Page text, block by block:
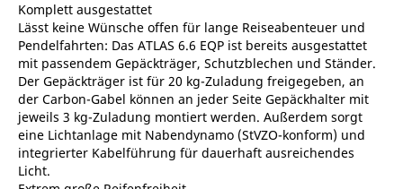
Komplett ausgestattet
Lässt keine Wünsche offen für lange Reiseabenteuer und
Pendelfahrten: Das ATLAS 6.6 EQP ist bereits ausgestattet
mit passendem Gepäckträger, Schutzblechen und Ständer.
Der Gepäckträger ist für 20 kg-Zuladung freigegeben, an
der Carbon-Gabel können an jeder Seite Gepäckhalter mit
jeweils 3 kg-Zuladung montiert werden. Außerdem sorgt
eine Lichtanlage mit Nabendynamo (StVZO-konform) und
integrierter Kabelführung für dauerhaft ausreichendes
Licht.